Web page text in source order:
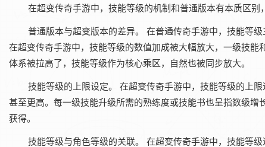
在‌超变传奇手游‌中，技能等级的机制和普通版本有本质区别
普通版本与超变版本的差异。‌ 在普通传奇手游中，技能等
在‌超变传奇手游‌中，技能等级的数值加成被大幅放大，一级技
体系被拉高了，技能等级作为核心乘区，自然也被同步放大。
技能等级的上限设定。‌ 在‌超变传奇手游‌中，技能等级的上
甚至更高。每一级技能升级所需的熟练度或技能书也呈指数级
获得。
技能等级与角色等级的关联。‌ 在‌超变传奇手游‌中，技能等